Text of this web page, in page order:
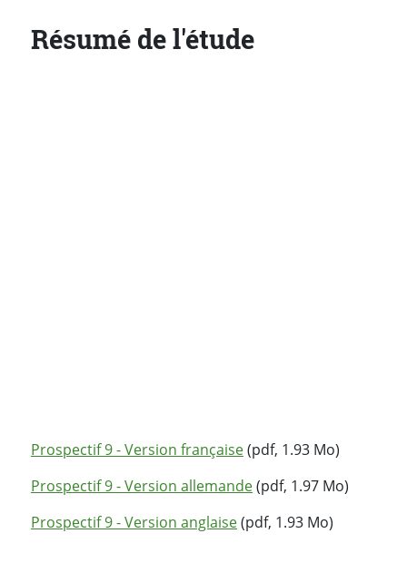
Résumé de l'étude
Prospectif 9 - Version française(pdf, 1.93 Mo)
Prospectif 9 - Version allemande(pdf, 1.97 Mo)
Prospectif 9 - Version anglaise(pdf, 1.93 Mo)